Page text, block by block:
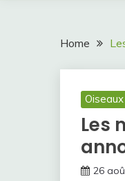
Home
Oiseaux
Les
26